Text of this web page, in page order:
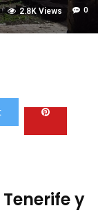
0
2.8K Views
y